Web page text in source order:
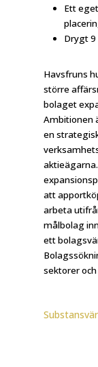
Ett
Drygt
Havsfruns
större
bolaget
Ambitionen
en
att
arbeta
målbolag
ett
sektorer